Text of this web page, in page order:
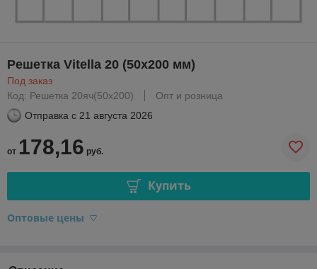
Решетка Vitella 20 (50х200 мм)
Под заказ
Код: Решетка 20яч(50х200)
Опт и розница
Отправка с 21 августа 2026
от 178,16 руб.
Купить
Оптовые цены